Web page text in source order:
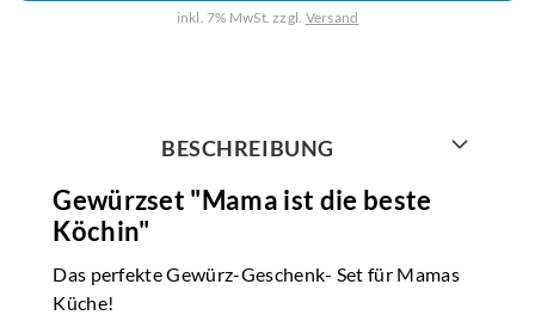
inkl. 7% MwSt. zzgl. Versand
Weiter mit
BESCHREIBUNG
Gewürzset "Mama ist die beste
Köchin"
Das perfekte Gewürz-Geschenk- Set für Mamas
Küche!